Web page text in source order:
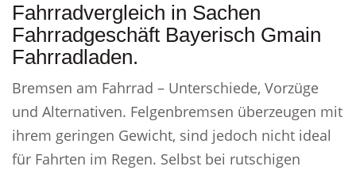
Fahrradvergleich in Sachen
Fahrradgeschäft Bayerisch Gmain
Fahrradladen.
Bremsen am Fahrrad – Unterschiede, Vorzüge
und Alternativen. Felgenbremsen überzeugen mit
ihrem geringen Gewicht, sind jedoch nicht ideal
für Fahrten im Regen. Selbst bei rutschigen